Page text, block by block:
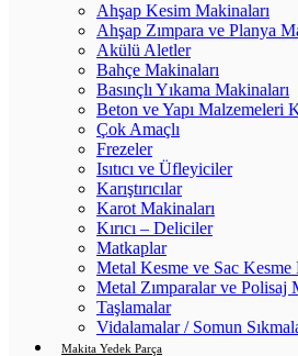
Ahşap Kesim Makinaları
Ahşap Zımpara ve Planya
Akülü Aletler
Bahçe Makinaları
Basınçlı Yıkama Makinaları
Beton ve Yapı Malzemeleri
Çok Amaçlı
Frezeler
Isıtıcı ve Üfleyiciler
Karıştırıcılar
Karot Makinaları
Kırıcı – Deliciler
Matkaplar
Metal Kesme ve Sac Kesme
Metal Zımparalar ve Polisaj
Taşlamalar
Vidalamalar / Somun
Makita Yedek Parça